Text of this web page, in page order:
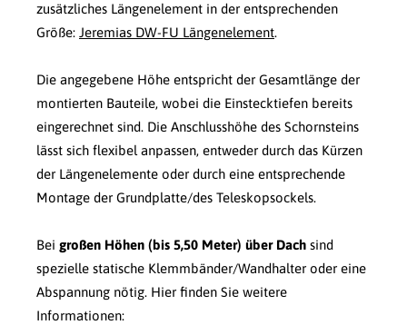
zusätzliches Längenelement in der entsprechenden
Größe: Jeremias DW-FU Längenelement.
Die angegebene Höhe entspricht der Gesamtlänge der
montierten Bauteile, wobei die Einstecktiefen bereits
eingerechnet sind. Die Anschlusshöhe des Schornsteins
lässt sich flexibel anpassen, entweder durch das Kürzen
der Längenelemente oder durch eine entsprechende
Montage der Grundplatte/des Teleskopsockels.
Bei großen Höhen (bis 5,50 Meter) über Dach sind
spezielle statische Klemmbänder/Wandhalter oder eine
Abspannung nötig. Hier finden Sie weitere
Informationen: